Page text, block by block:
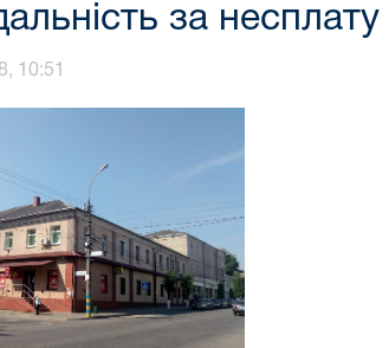
за несплату
10:51